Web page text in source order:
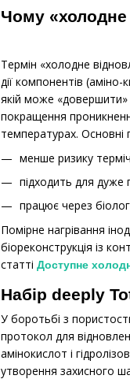
Чому
Термін «холодне
дії компонентів
якій може «довершити»
покращення
температурах. Основні
менше ризику
підходить для
працює через
Помірне нагрівання
біореконструкція із
статті Доступне
Набір deeply
У боротьбі з
протокол для
амінокислот і
утворення захисного